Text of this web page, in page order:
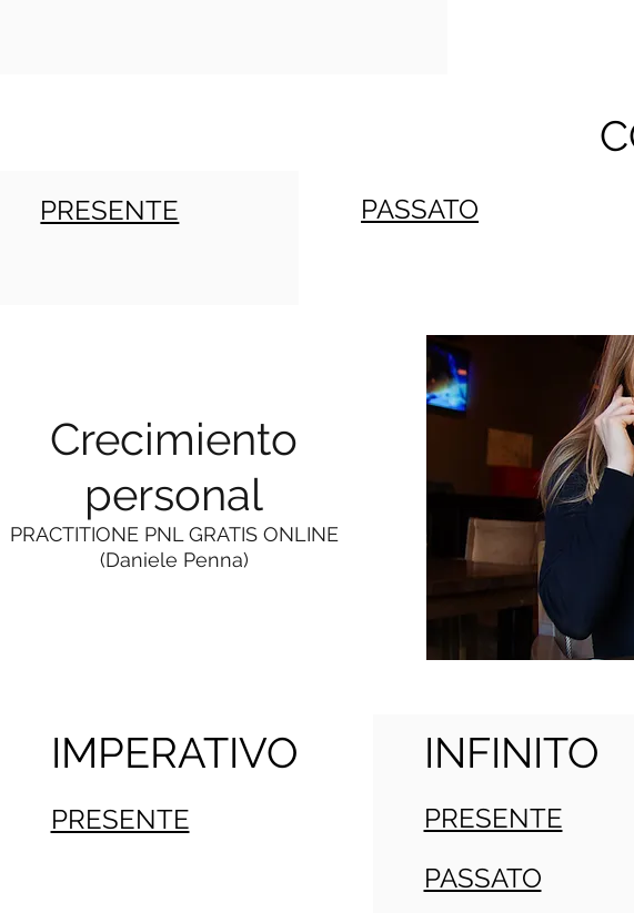
PRESENTE PASSATO
Crecimiento
personal
PRACTITIONE PNL GRATIS ONLINE
(Daniele Penna)
IMPERATIVO
PRESENTE
INFINITO
PRESENTE
PASSATO